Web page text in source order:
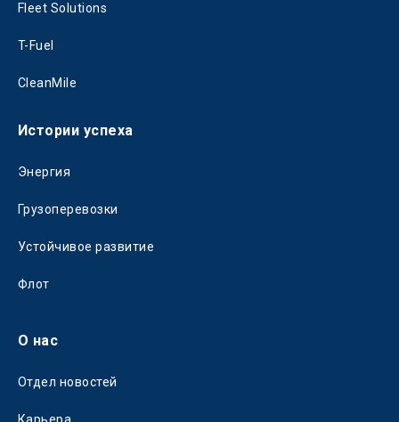
Fleet Solutions
T-Fuel
CleanMile
Истории успеха
Энергия
Грузоперевозки
Устойчивое развитие
Флот
О нас
Отдел новостей